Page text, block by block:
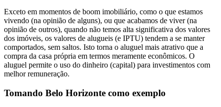
Exceto em momentos de boom imobiliário, como o que estamos
vivendo (na opinião de alguns), ou que acabamos de viver (na
opinião de outros), quando não temos alta significativa dos valores
dos imóveis, os valores de alugueis (e IPTU) tendem a se manter
comportados, sem saltos. Isto torna o aluguel mais atrativo que a
compra da casa própria em termos meramente econômicos. O
aluguel permite o uso do dinheiro (capital) para investimentos com
melhor remuneração.
Tomando Belo Horizonte como exemplo